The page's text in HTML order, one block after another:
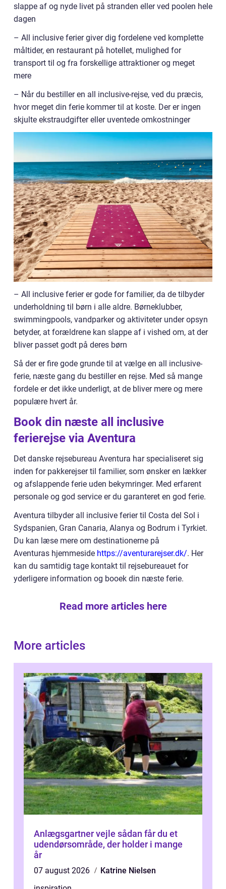
slappe af og nyde livet på stranden eller ved poolen hele
dagen
– All inclusive ferier giver dig fordelene ved komplette
måltider, en restaurant på hotellet, mulighed for
transport til og fra forskellige attraktioner og meget
mere
– Når du bestiller en all inclusive-rejse, ved du præcis,
hvor meget din ferie kommer til at koste. Der er ingen
skjulte ekstraudgifter eller uventede omkostninger
– All inclusive ferier er gode for familier, da de tilbyder
underholdning til børn i alle aldre. Børneklubber,
swimmingpools, vandparker og aktiviteter under opsyn
betyder, at forældrene kan slappe af i vished om, at der
bliver passet godt på deres børn
Så der er fire gode grunde til at vælge en all inclusive-
ferie, næste gang du bestiller en rejse. Med så mange
fordele er det ikke underligt, at de bliver mere og mere
populære hvert år.
Book din næste all inclusive
ferierejse via Aventura
Det danske rejsebureau Aventura har specialiseret sig
inden for pakkerejser til familier, som ønsker en lækker
og afslappende ferie uden bekymringer. Med erfarent
personale og god service er du garanteret en god ferie.
Aventura tilbyder all inclusive ferier til Costa del Sol i
Sydspanien, Gran Canaria, Alanya og Bodrum i Tyrkiet.
Du kan læse mere om destinationerne på
Aventuras hjemmeside https://aventurarejser.dk/. Her
kan du samtidig tage kontakt til rejsebureauet for
yderligere information og booek din næste ferie.
Read more articles here
More articles
Anlægsgartner vejle sådan får du et
udendørsområde, der holder i mange
år
07 august 2026
Katrine Nielsen